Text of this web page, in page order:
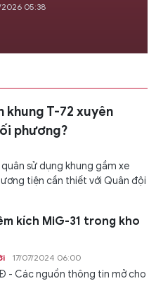
05:38
khung T-72 xuyên
phương?
sử dụng khung gầm xe
tiện cần thiết với Quân đội
kích MiG-31 trong kho
17/07/2024 06:00
- Các nguồn thông tin mở cho